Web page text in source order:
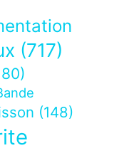
(717)
(148)